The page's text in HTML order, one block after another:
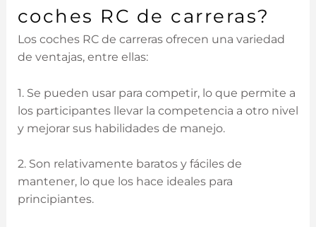
coches RC de carreras?
Los coches RC de carreras ofrecen una variedad
de ventajas, entre ellas:
1. Se pueden usar para competir, lo que permite a
los participantes llevar la competencia a otro nivel
y mejorar sus habilidades de manejo.
2. Son relativamente baratos y fáciles de
mantener, lo que los hace ideales para
principiantes.